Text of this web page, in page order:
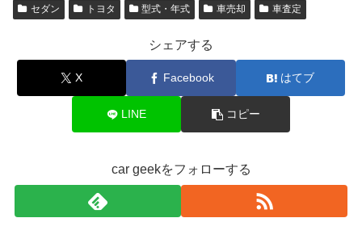
セダン トヨタ 型式・年式 車売却 車査定
シェアする
X Facebook はてブ
LINE コピー
car geekをフォローする